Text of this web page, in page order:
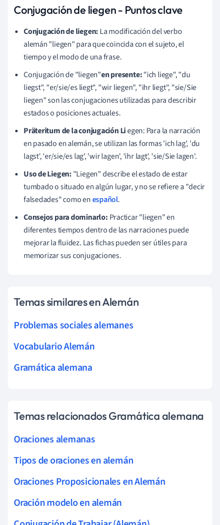
Conjugación de liegen - Puntos clave
Conjugación de liegen: La modificación del verbo
alemán "liegen" para que coincida con el sujeto, el
tiempo y el modo de una frase.
Conjugación de "liegen"en presente:"ich liege", "du
liegst", "er/sie/es liegt", "wir liegen", "ihr liegt", "sie/Sie
liegen" son las conjugaciones utilizadas para describir
estados o posiciones actuales.
Präteritum de la conjugación Liegen: Para la narración
en pasado en alemán, se utilizan las formas 'ich lag', 'du
lagst', 'er/sie/es lag', 'wir lagen', 'ihr lagt', 'sie/Sie lagen'.
Uso de Liegen: "Liegen" describe el estado de estar
tumbado o situado en algún lugar, y no se refiere a "decir
falsedades" como enespañol.
Consejos para dominarlo: Practicar "liegen" en
diferentes tiempos dentro de las narraciones puede
mejorar la fluidez. Las fichas pueden ser útiles para
memorizar sus conjugaciones.
Temas similares en Alemán
Problemas sociales alemanes
Vocabulario Alemán
Gramática alemana
Temas relacionados Gramática alemana
Oraciones alemanas
Tipos de oraciones en alemán
Oraciones Proposicionales en Alemán
Oración modelo en alemán